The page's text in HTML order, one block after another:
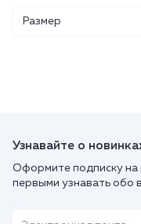
Размер
Узнавайте о
Оформите подписку на
первыми узнавать обо